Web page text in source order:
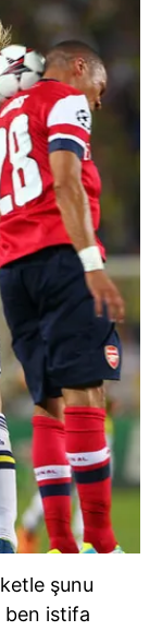
amaçlarıyla
alan panel
detaylı bilgi
uyarınca
ve sitemizde
ilgili bilgi
şunu
ben istifa